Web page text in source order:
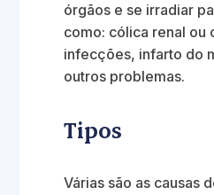
órgãos e se irradiar
como: cólica renal ou
infecções, infarto do
outros problemas.
Tipos
Várias são as causas